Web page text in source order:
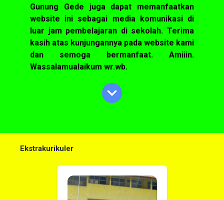
Gunung Gede juga dapat memanfaatkan
website ini sebagai media komunikasi di
luar jam pembelajaran di sekolah. Terima
kasih atas kunjungannya pada website kami
dan semoga bermanfaat. Amiiin.
Wassalamualaikum wr.wb.
Ekstrakurikuler